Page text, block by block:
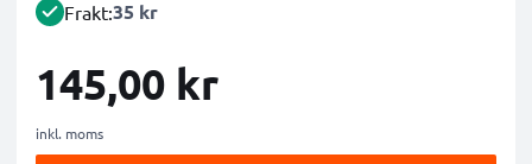
Frakt:35 kr
145,00 kr
inkl. moms